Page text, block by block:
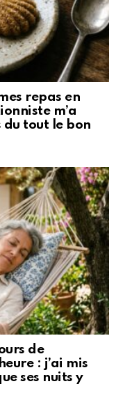
repas en
m’a
du tout le bon
de
: j’ai mis
ses nuits y